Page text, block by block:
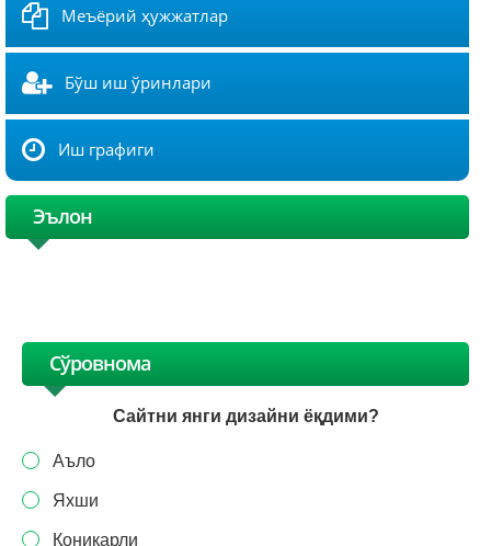
Меъёрий ҳужжатлар
Бўш иш ўринлари
Иш графиги
Эълон
Сўровнома
Сайтни янги дизайни ёқдими?
Аъло
Яхши
Қониқарли